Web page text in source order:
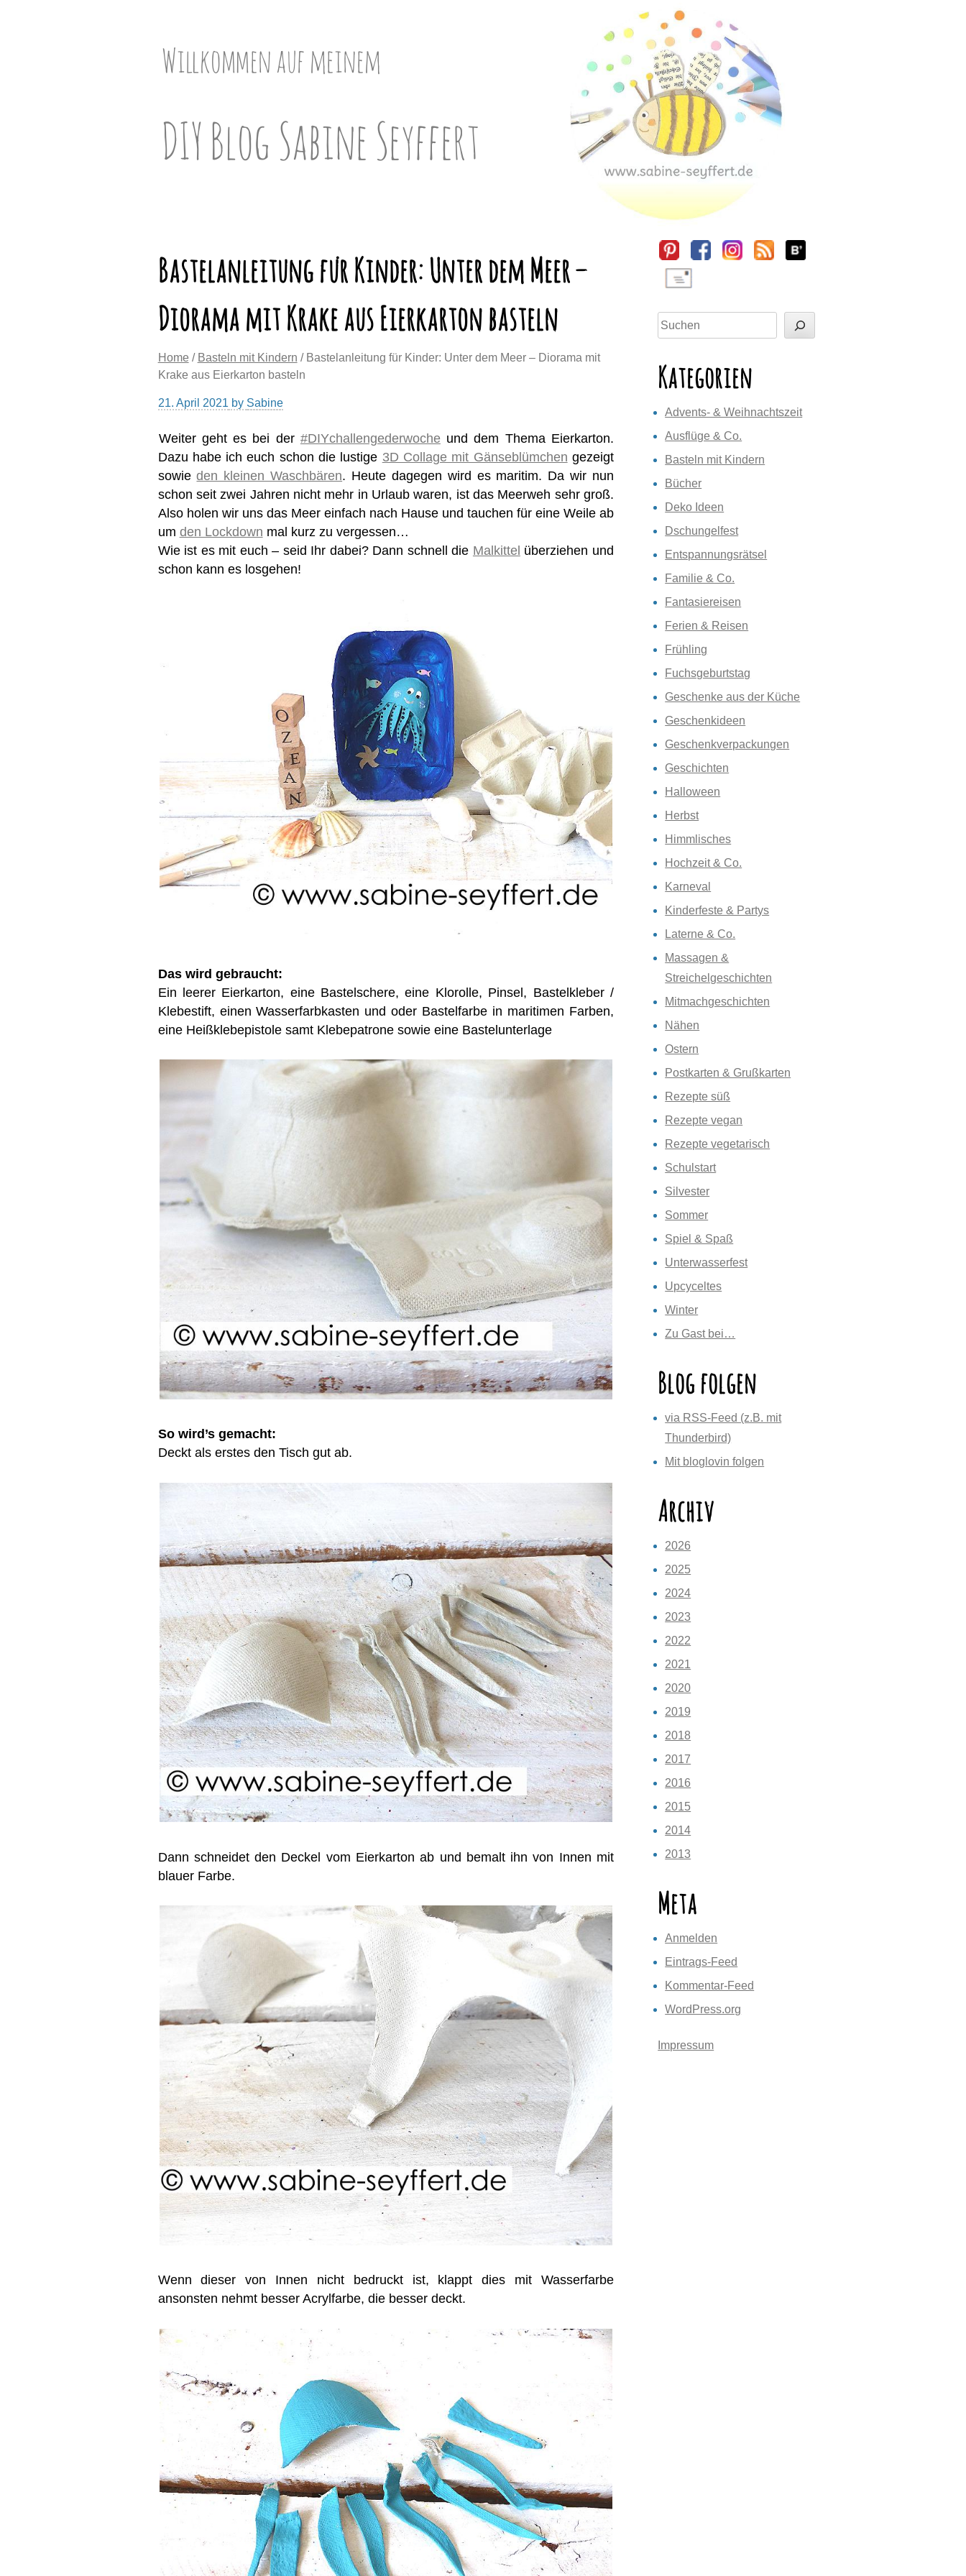
Willkommen auf meinem
DIY Blog Sabine Seyffert
Bastelanleitung für Kinder: Unter dem Meer –
Diorama mit Krake aus Eierkarton basteln
Home / Basteln mit Kindern / Bastelanleitung für Kinder: Unter dem Meer – Diorama mit
Krake aus Eierkarton basteln
21. April 2021 by Sabine
Weiter geht es bei der #DIYchallengederwocheund dem Thema Eierkarton.
Dazu habe ich euch schon die lustige 3D Collage mit Gänseblümchen gezeigt
sowieden kleinen Waschbären. Heute dagegen wird es maritim. Da wir nun
schon seit zwei Jahren nicht mehr in Urlaub waren, ist das Meerweh sehr groß.
Also holen wir uns das Meer einfach nach Hause und tauchen für eine Weile ab
um den Lockdown mal kurz zu vergessen…
Wie ist es mit euch – seid Ihr dabei? Dann schnell die Malkittel überziehen und
schon kann es losgehen!
Das wird gebraucht:
Ein leerer Eierkarton, eine Bastelschere, eine Klorolle, Pinsel, Bastelkleber /
Klebestift, einen Wasserfarbkasten und oder Bastelfarbe in maritimen Farben,
eine Heißklebepistole samt Klebepatrone sowie eine Bastelunterlage
So wird’s gemacht:
Deckt als erstes den Tisch gut ab.
Dann schneidet den Deckel vom Eierkarton ab und bemalt ihn von Innen mit
blauer Farbe.
Wenn dieser von Innen nicht bedruckt ist, klappt dies mit Wasserfarbe
ansonsten nehmt besser Acrylfarbe, die besser deckt.
Sidebar
Suchen
Kategorien
Advents- & Weihnachtszeit
Ausflüge & Co.
Basteln mit Kindern
Bücher
Deko Ideen
Dschungelfest
Entspannungsrätsel
Familie & Co.
Fantasiereisen
Ferien & Reisen
Frühling
Fuchsgeburtstag
Geschenke aus der Küche
Geschenkideen
Geschenkverpackungen
Geschichten
Halloween
Herbst
Himmlisches
Hochzeit & Co.
Karneval
Kinderfeste & Partys
Laterne & Co.
Massagen &
Streichelgeschichten
Mitmachgeschichten
Nähen
Ostern
Postkarten & Grußkarten
Rezepte süß
Rezepte vegan
Rezepte vegetarisch
Schulstart
Silvester
Sommer
Spiel & Spaß
Unterwasserfest
Upcyceltes
Winter
Zu Gast bei…
Blog folgen
via RSS-Feed (z.B. mit
Thunderbird)
Mit bloglovin folgen
Archiv
2026
2025
2024
2023
2022
2021
2020
2019
2018
2017
2016
2015
2014
2013
Meta
Anmelden
Eintrags-Feed
Kommentar-Feed
WordPress.org
Impressum